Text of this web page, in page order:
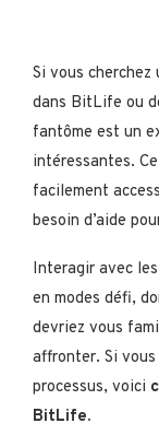
Si vous
dans BitLife ou
fantôme est un
intéressantes.
facilement
besoin d’aide
Interagir avec
en modes défi,
devriez vous
affronter. Si
processus, voici
BitLife.